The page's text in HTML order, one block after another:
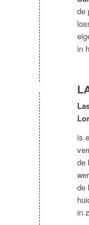
de
in
is
de
de
in